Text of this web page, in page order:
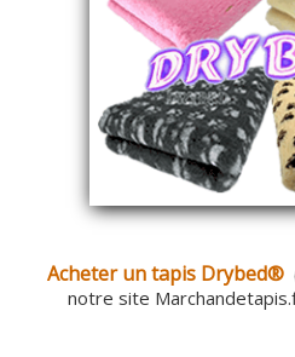
Lots de Drybed®
Rouleaux de Drybed®
Sur mesure
Acheter un tapis Drybed®
notre site